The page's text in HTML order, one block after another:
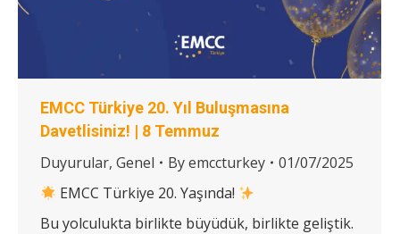
EMCC Türkiye 20. Yıl Buluşmasına
Davetlisiniz! | 8 Temmuz
Duyurular, Genel Byemccturkey
01/07/2025
EMCC Türkiye 20. Yaşında!
Bu yolculukta birlikte büyüdük, birlikte geliştik.